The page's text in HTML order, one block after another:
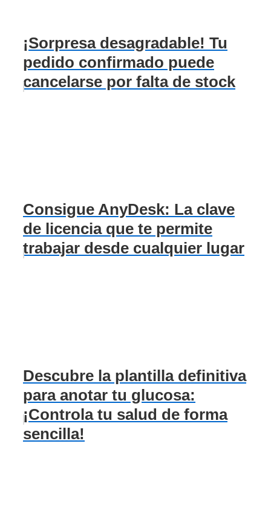
¡Sorpresa desagradable! Tu
pedido confirmado puede
cancelarse por falta de stock
Consigue AnyDesk: La clave
de licencia que te permite
trabajar desde cualquier lugar
Descubre la plantilla definitiva
para anotar tu glucosa:
¡Controla tu salud de forma
sencilla!